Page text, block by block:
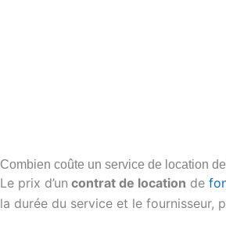
Combien coûte un service de location
Le prix d’un contrat de location de
la durée du service et le fournisseur,